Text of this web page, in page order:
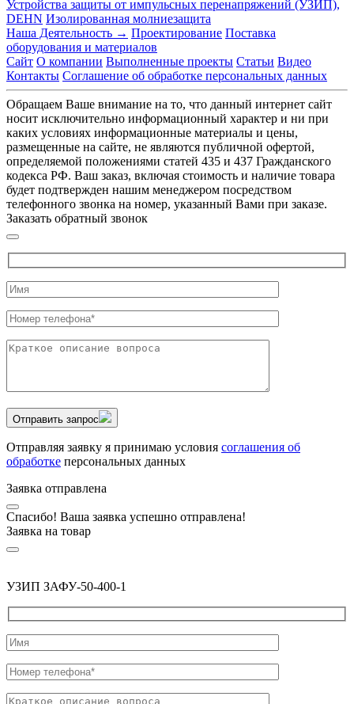
Устройства защиты от импульсных перенапряжений (УЗИП),
DEHN Изолированная молниезащита
Наша Деятельность → Проектирование Поставка
оборудования и материалов
Сайт О компании Выполненные проекты Статьи Видео
Контакты Соглашение об обработке персональных данных
Обращаем Ваше внимание на то, что данный интернет сайт
носит исключительно информационный характер и ни при
каких условиях информационные материалы и цены,
размещенные на сайте, не являются публичной офертой,
определяемой положениями статей 435 и 437 Гражданского
кодекса РФ. Ваш заказ, включая стоимость и наличие товара
будет подтвержден нашим менеджером посредством
телефонного звонка на номер, указанный Вами при заказе.
Заказать обратный звонок
Отправить запрос
Отправляя заявку я принимаю условия соглашения об
обработке персональных данных
Заявка отправлена
Спасибо! Ваша заявка успешно отправлена!
Заявка на товар
УЗИП ЗАФУ-50-400-1